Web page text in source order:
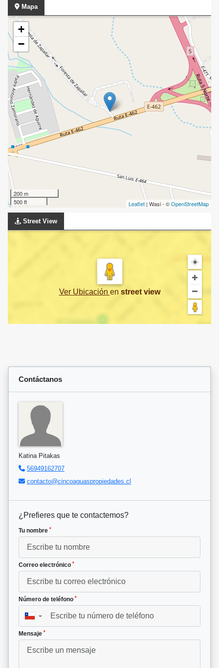
Mapa
+
−
200 m
500 ft
Leaflet | Wasi - ©OpenStreetMap
Street View
Ver Ubicación en street view
Contáctanos
Katina Pitakas
56949162707
contacto@cincoaguaspropiedades.cl
¿Prefieres que te contactemos?
Tu nombre *
Correo electrónico *
Número de teléfono *
▼
Mensaje *